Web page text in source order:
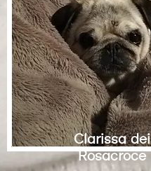
Clarissa dei
Rosacroce